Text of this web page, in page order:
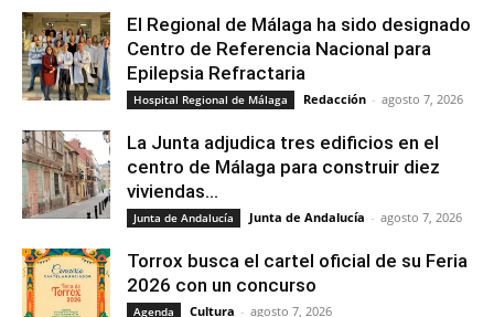
El Regional de Málaga ha sido designado
Centro de Referencia Nacional para
Epilepsia Refractaria
Hospital Regional de Málaga Redacción - agosto 7, 2026
La Junta adjudica tres edificios en el
centro de Málaga para construir diez
viviendas...
Junta de Andalucía Junta de Andalucía - agosto 7, 2026
Torrox busca el cartel oficial de su Feria
2026 con un concurso
Agenda Cultura - agosto 7, 2026